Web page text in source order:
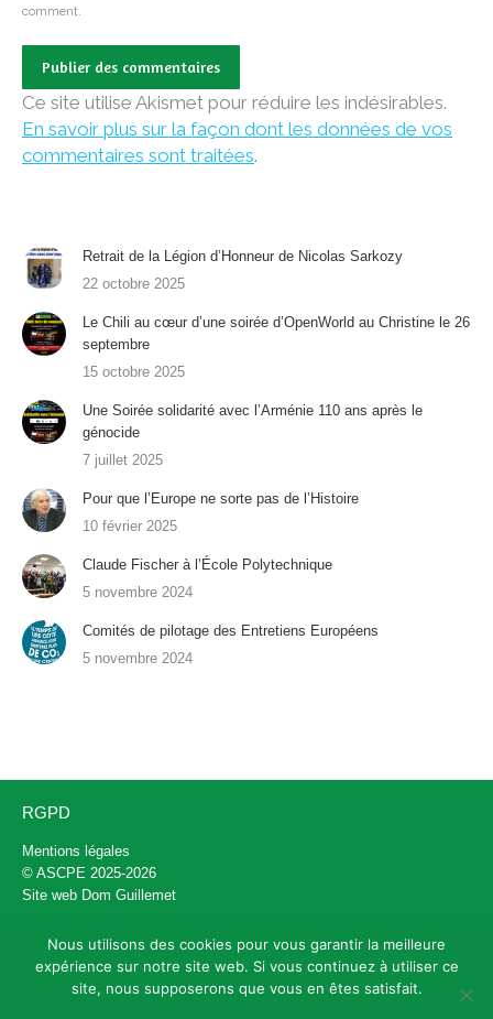
comment.
Publier des commentaires
Ce site utilise Akismet pour réduire les indésirables.
En savoir plus sur la façon dont les données de vos
commentaires sont traitées.
Retrait de la Légion d’Honneur de Nicolas Sarkozy
22 octobre 2025
Le Chili au cœur d’une soirée d’OpenWorld au Christine le 26
septembre
15 octobre 2025
Une Soirée solidarité avec l’Arménie 110 ans après le
génocide
7 juillet 2025
Pour que l’Europe ne sorte pas de l’Histoire
10 février 2025
Claude Fischer à l’École Polytechnique
5 novembre 2024
Comités de pilotage des Entretiens Européens
5 novembre 2024
RGPD
Mentions légales
© ASCPE 2025-2026
Site web Dom Guillemet
Contact
contact@entretiens-europeens.org
Nous utilisons des cookies pour vous garantir la meilleure
expérience sur notre site web. Si vous continuez à utiliser ce
site, nous supposerons que vous en êtes satisfait.